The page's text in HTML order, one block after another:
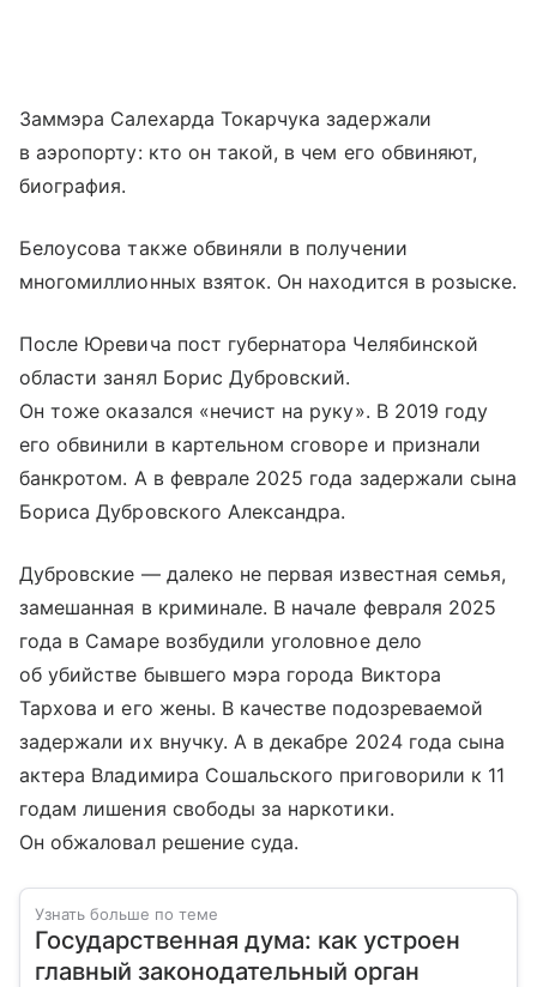
Заммэра Салехарда Токарчука задержали
в аэропорту: кто он такой, в чем его обвиняют,
биография.
Белоусова также обвиняли в получении
многомиллионных взяток. Он находится в розыске.
После Юревича пост губернатора Челябинской
области занял Борис Дубровский.
Он тоже оказался «нечист на руку». В 2019 году
его обвинили в картельном сговоре и признали
банкротом. А в феврале 2025 года задержали сына
Бориса Дубровского Александра.
Дубровские — далеко не первая известная семья,
замешанная в криминале. В начале февраля 2025
года в Самаре возбудили уголовное дело
об убийстве бывшего мэра города Виктора
Тархова и его жены. В качестве подозреваемой
задержали их внучку. А в декабре 2024 года сына
актера Владимира Сошальского приговорили к 11
годам лишения свободы за наркотики.
Он обжаловал решение суда.
Узнать больше по теме
Государственная дума: как устроен
главный законодательный орган